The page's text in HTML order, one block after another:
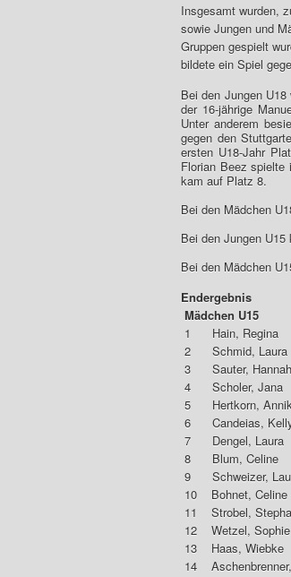
Insgesamt wurden,
sowie Jungen und
Gruppen gespielt
bildete ein Spiel
Bei den Jungen
der 16-jährige
Unter anderem
gegen den
ersten U18-Jahr
Florian Beez spielte
kam auf Platz 8.
Bei den Mädchen
Bei den Jungen
Bei den Mädchen
Endergebnis
Mädchen U15
1 Hain,
2
3 Sauter,
4
5 Hertkorn,
6
7
8 Blum,
9
10 Bohnet,
11 Strobel,
12 Wetzel,
13 Haas,
14